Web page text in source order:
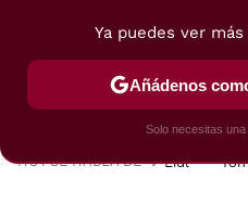
POSTRES VIAJES
HOY SE HABLA DE Lidl
Ya puedes ver
Añádenos
Solo necesitas